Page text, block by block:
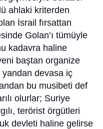
ahlaki kriterden
İsrail fırsattan
Golan’ı tümüyle
kadavra haline
baştan organize
yandan devasa iç
bu musibeti def
olurlar; Suriye
terörist örgütleri
devleti haline gelirse